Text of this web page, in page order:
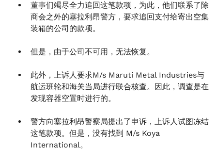
董事们竭尽全力追回这笔款项，为此，他们联系了除
商会之外的塞拉利昂警方，要求追回支付给寄出空集
装箱的公司的款项。
但是，由于公司不可用，无法恢复。
此外，上诉人要求M/s Maruti Metal Industries与
航运班轮和海关当局进行联合核查。因此，调查是在
发现容器空置时进行的。
警方向塞拉利昂警察局提出了申诉，上诉人试图冻结
这笔款项。但是，没有找到 M/s Koya
International。